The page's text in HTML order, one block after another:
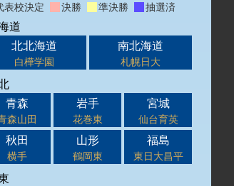
表校決定 決勝 準決勝 抽選済
道
北北海道
白樺学園
南北海道
札幌日大
青森
森山田
岩手
花巻東
宮城
仙台育英
秋田
横手
山形
鶴岡東
福島
東日大昌平